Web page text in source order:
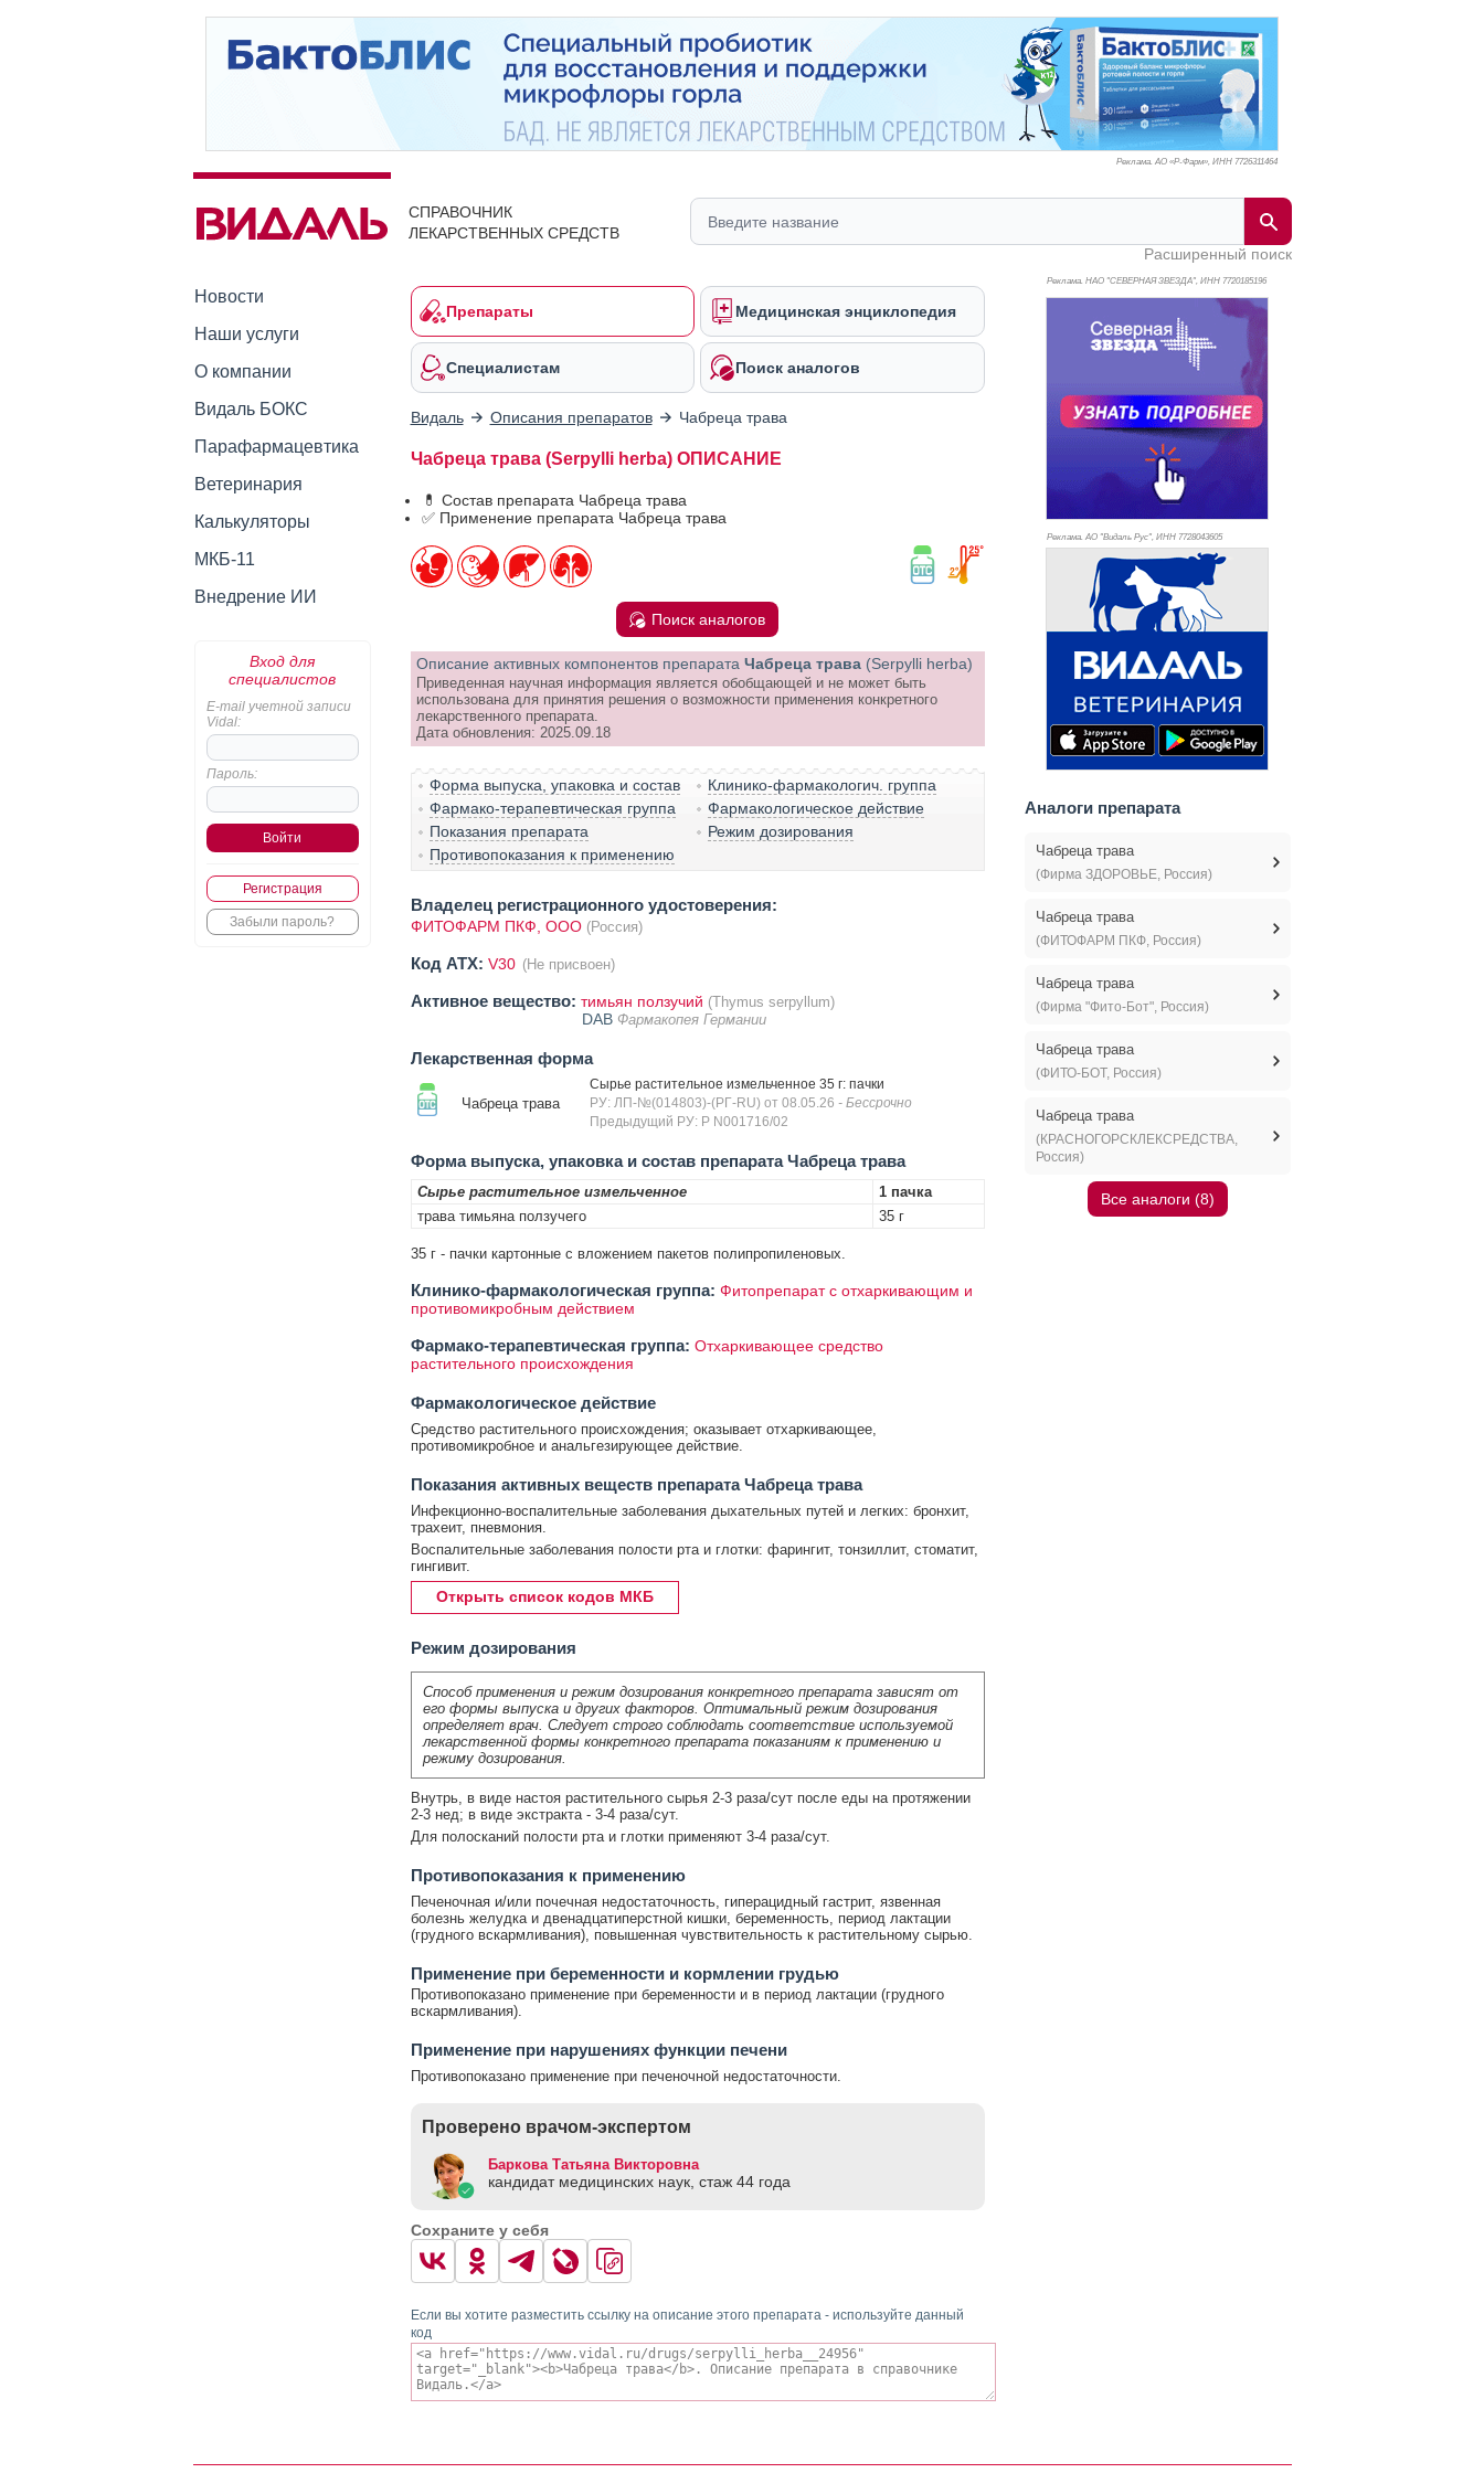
Реклама. АО «Р-Фарм», ИНН 7726311464
СПРАВОЧНИК
ЛЕКАРСТВЕННЫХ СРЕДСТВ
Расширенный поиск
Новости
Наши услуги
О компании
Видаль БОКС
Парафармацевтика
Ветеринария
Калькуляторы
МКБ-11
Внедрение ИИ
Вход для
специалистов
E-mail учетной записи
Vidal:
Пароль:
Регистрация
Забыли пароль?
Препараты Медицинская энциклопедия
Специалистам Поиск аналогов
Видаль Описания препаратов Чабреца трава
Чабреца трава (Serpylli herba) ОПИСАНИЕ
💊 Состав препарата Чабреца трава
✅ Применение препарата Чабреца трава
Поиск аналогов
Описание активных компонентов препарата Чабреца трава (Serpylli herba)
Приведенная научная информация является обобщающей и не может быть
использована для принятия решения о возможности применения конкретного
лекарственного препарата.
Дата обновления: 2025.09.18
Форма выпуска, упаковка и состав
Клинико-фармакологич. группа
Фармако-терапевтическая группа
Фармакологическое действие
Показания препарата
Режим дозирования
Противопоказания к применению
Владелец регистрационного удостоверения:
ФИТОФАРМ ПКФ, ООО (Россия)
Код ATX: V30 (Не присвоен)
Активное вещество: тимьян ползучий (Thymus serpyllum)
DAB Фармакопея Германии
Лекарственная форма
Чабреца трава
Сырье растительное измельченное 35 г: пачки
РУ: ЛП-№(014803)-(РГ-RU) от 08.05.26 - Бессрочно
Предыдущий РУ: Р N001716/02
Форма выпуска, упаковка и состав препарата Чабреца трава
Сырье растительное измельченное
1 пачка
трава тимьяна ползучего
35 г
35 г - пачки картонные с вложением пакетов полипропиленовых.
Клинико-фармакологическая группа: Фитопрепарат с отхаркивающим и
противомикробным действием
Фармако-терапевтическая группа: Отхаркивающее средство
растительного происхождения
Фармакологическое действие
Средство растительного происхождения; оказывает отхаркивающее,
противомикробное и анальгезирующее действие.
Показания активных веществ препарата Чабреца трава
Инфекционно-воспалительные заболевания дыхательных путей и легких: бронхит,
трахеит, пневмония.
Воспалительные заболевания полости рта и глотки: фарингит, тонзиллит, стоматит,
гингивит.
Открыть список кодов МКБ
Режим дозирования
Способ применения и режим дозирования конкретного препарата зависят от
его формы выпуска и других факторов. Оптимальный режим дозирования
определяет врач. Следует строго соблюдать соответствие используемой
лекарственной формы конкретного препарата показаниям к применению и
режиму дозирования.
Внутрь, в виде настоя растительного сырья 2-3 раза/сут после еды на протяжении
2-3 нед; в виде экстракта - 3-4 раза/сут.
Для полосканий полости рта и глотки применяют 3-4 раза/сут.
Противопоказания к применению
Печеночная и/или почечная недостаточность, гиперацидный гастрит, язвенная
болезнь желудка и двенадцатиперстной кишки, беременность, период лактации
(грудного вскармливания), повышенная чувствительность к растительному сырью.
Применение при беременности и кормлении грудью
Противопоказано применение при беременности и в период лактации (грудного
вскармливания).
Применение при нарушениях функции печени
Противопоказано применение при печеночной недостаточности.
Проверено врачом-экспертом
Баркова Татьяна Викторовна
кандидат медицинских наук, стаж 44 годa
Сохраните у себя
Если вы хотите разместить ссылку на описание этого препарата - используйте данный
код
Реклама. НАО "СЕВЕРНАЯ ЗВЕЗДА", ИНН 7720185196
Реклама. АО "Видаль Рус", ИНН 7728043605
Аналоги препарата
Чабреца трава
(Фирма ЗДОРОВЬЕ, Россия)
Чабреца трава
(ФИТОФАРМ ПКФ, Россия)
Чабреца трава
(Фирма "Фито-Бот", Россия)
Чабреца трава
(ФИТО-БОТ, Россия)
Чабреца трава
(КРАСНОГОРСКЛЕКСРЕДСТВА,
Россия)
Все аналоги (8)